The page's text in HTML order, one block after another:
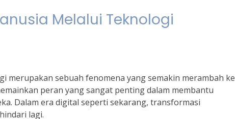
Melalui Teknologi
merupakan sebuah fenomena yang semakin merambah ke
peran yang sangat penting dalam membantu
Dalam era digital seperti sekarang, transformasi
lagi.